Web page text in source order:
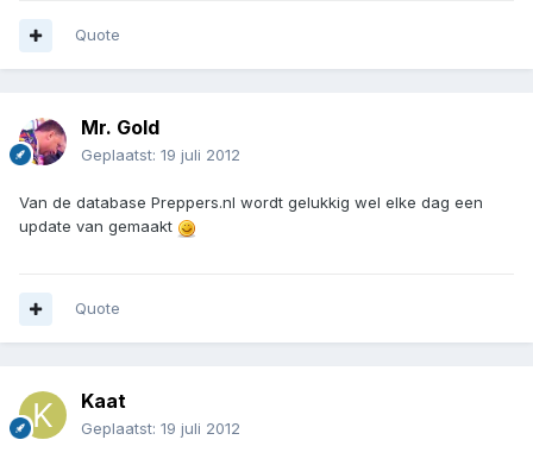
Quote
Mr. Gold
Geplaatst: 19 juli 2012
Van de database Preppers.nl wordt gelukkig wel elke dag een
update van gemaakt
Quote
Kaat
Geplaatst: 19 juli 2012